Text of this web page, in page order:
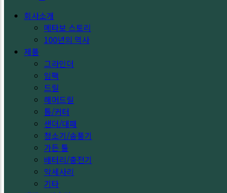
회사소개
메타보 스토리
100년의 역사
제품
그라인더
임팩
드릴
해머드릴
톱/커터
샌더/대패
청소기/송풍기
가든 툴
배터리/충전기
악세사리
기타